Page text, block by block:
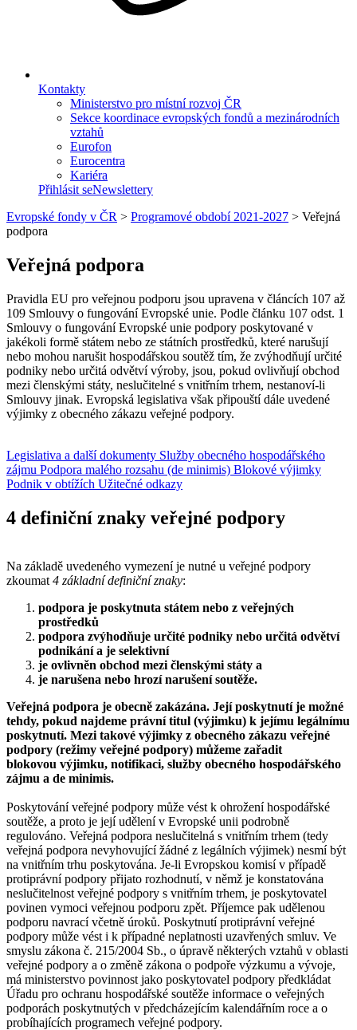
Kontakty
Ministerstvo pro místní rozvoj ČR
Sekce koordinace evropských fondů a mezinárodních
vztahů
Eurofon
Eurocentra
Kariéra
Přihlásit seNewslettery
Evropské fondy v ČR > Programové období 2021-2027 > Veřejná
podpora
Veřejná podpora
Pravidla EU pro veřejnou podporu jsou upravena v článcích 107 až
109 Smlouvy o fungování Evropské unie. Podle článku 107 odst. 1
Smlouvy o fungování Evropské unie podpory poskytované v
jakékoli formě státem nebo ze státních prostředků, které narušují
nebo mohou narušit hospodářskou soutěž tím, že zvýhodňují určité
podniky nebo určitá odvětví výroby, jsou, pokud ovlivňují obchod
mezi členskými státy, neslučitelné s vnitřním trhem, nestanoví-li
Smlouvy jinak. Evropská legislativa však připouští dále uvedené
výjimky z obecného zákazu veřejné podpory.
Legislativa a další dokumenty Služby obecného hospodářského
zájmu Podpora malého rozsahu (de minimis) Blokové výjimky
Podnik v obtížích Užitečné odkazy
4 definiční znaky veřejné podpory
Na základě uvedeného vymezení je nutné u veřejné podpory
zkoumat 4 základní definiční znaky:
podpora je poskytnuta státem nebo z veřejných
prostředků
podpora zvýhodňuje určité podniky nebo určitá odvětví
podnikání a je selektivní
je ovlivněn obchod mezi členskými státy a
je narušena nebo hrozí narušení soutěže.
Veřejná podpora je obecně zakázána. Její poskytnutí je možné
tehdy, pokud najdeme právní titul (výjimku) k jejímu legálnímu
poskytnutí. Mezi takové výjimky z obecného zákazu veřejné
podpory (režimy veřejné podpory) můžeme zařadit
blokovou výjimku, notifikaci, služby obecného hospodářského
zájmu a de minimis.
Poskytování veřejné podpory může vést k ohrožení hospodářské
soutěže, a proto je její udělení v Evropské unii podrobně
regulováno. Veřejná podpora neslučitelná s vnitřním trhem (tedy
veřejná podpora nevyhovující žádné z legálních výjimek) nesmí být
na vnitřním trhu poskytována. Je-li Evropskou komisí v případě
protiprávní podpory přijato rozhodnutí, v němž je konstatována
neslučitelnost veřejné podpory s vnitřním trhem, je poskytovatel
povinen vymoci veřejnou podporu zpět. Příjemce pak udělenou
podporu navrací včetně úroků. Poskytnutí protiprávní veřejné
podpory může vést i k případné neplatnosti uzavřených smluv. Ve
smyslu zákona č. 215/2004 Sb., o úpravě některých vztahů v oblasti
veřejné podpory a o změně zákona o podpoře výzkumu a vývoje,
má ministerstvo povinnost jako poskytovatel podpory předkládat
Úřadu pro ochranu hospodářské soutěže informace o veřejných
podporách poskytnutých v předcházejícím kalendářním roce a o
probíhajících programech veřejné podpory.